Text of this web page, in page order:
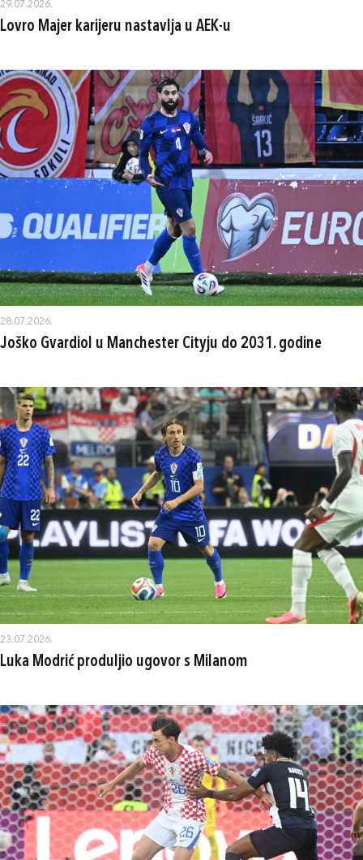
29.07.2026.
Lovro Majer karijeru nastavlja u AEK-u
28.07.2026.
Joško Gvardiol u Manchester Cityju do 2031. godine
23.07.2026.
Luka Modrić produljio ugovor s Milanom